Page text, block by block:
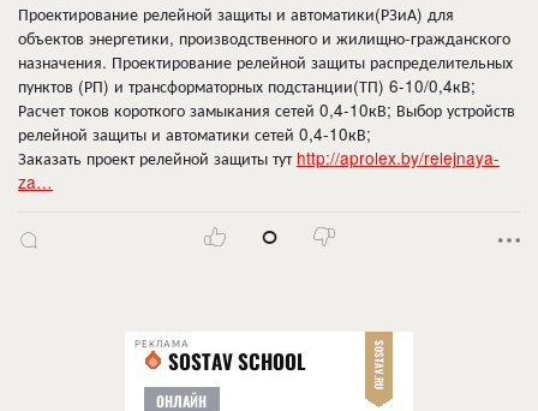
Проектирование релейной защиты и автоматики(РЗиА) для
объектов энергетики, производственного и жилищно-гражданского
назначения. Проектирование релейной защиты распределительных
пунктов (РП) и трансформаторных подстанции(ТП) 6-10/0,4кВ;
Расчет токов короткого замыкания сетей 0,4-10кВ; Выбор устройств
релейной защиты и автоматики сетей 0,4-10кВ;
Заказать проект релейной защиты тут http://aprolex.by/relejnaya-
za…
0
РЕКЛАМА